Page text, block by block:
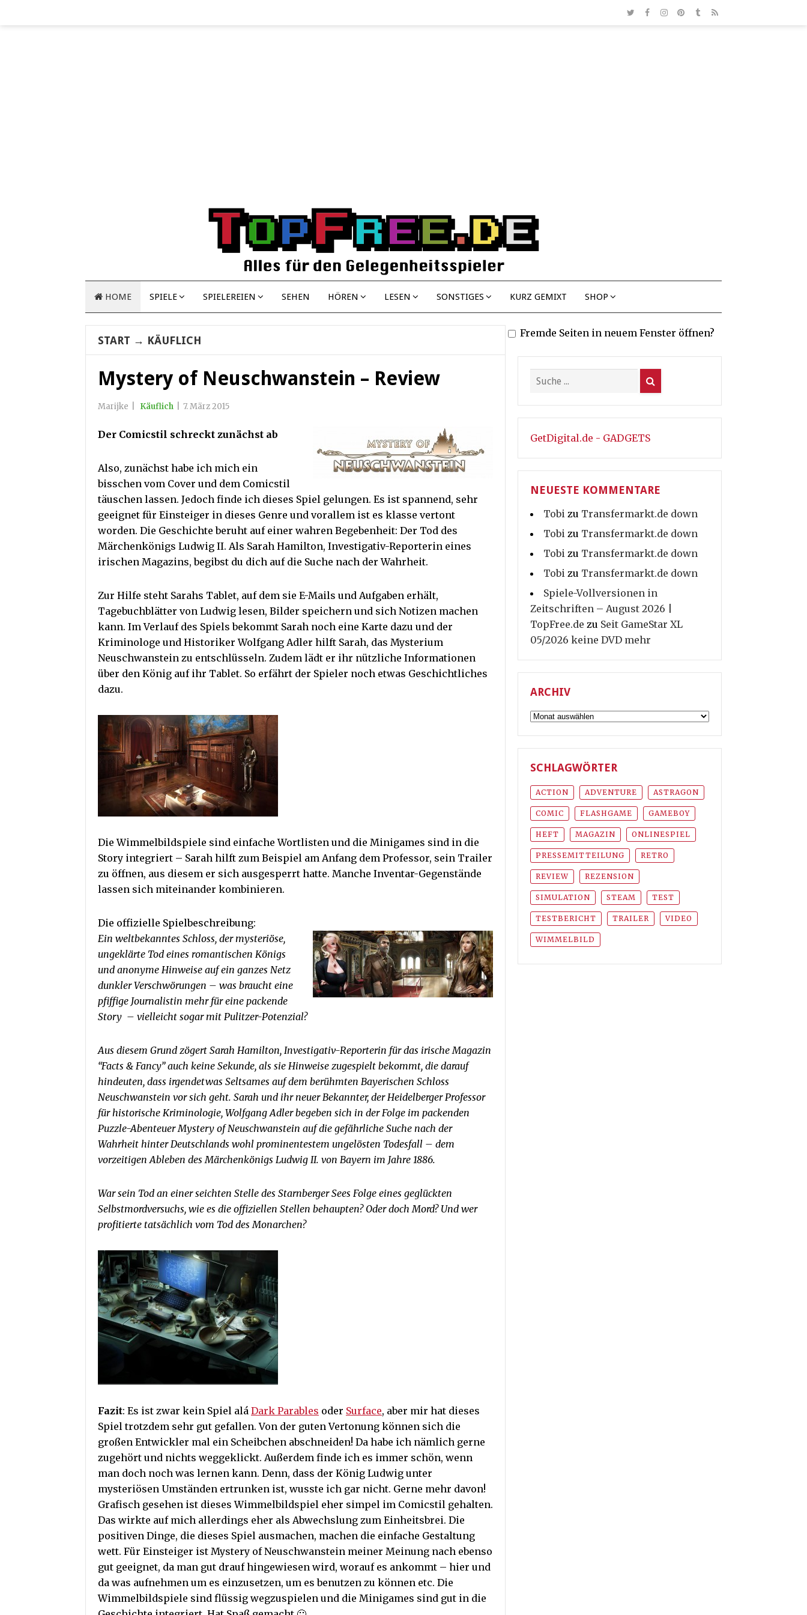
HOME SPIELE SPIELEREIEN SEHEN HÖREN LESEN SONSTIGES KURZ GEMIXT SHOP
START → KÄUFLICH
Mystery of Neuschwanstein – Review
Marijke Käuflich 7. März 2015
Der Comicstil schreckt zunächst ab
Also, zunächst habe ich mich ein
bisschen vom Cover und dem Comicstil
täuschen lassen. Jedoch finde ich dieses Spiel gelungen. Es ist spannend, sehr
geeignet für Einsteiger in dieses Genre und vorallem ist es klasse vertont
worden. Die Geschichte beruht auf einer wahren Begebenheit: Der Tod des
Märchenkönigs Ludwig II. Als Sarah Hamilton, Investigativ-Reporterin eines
irischen Magazins, begibst du dich auf die Suche nach der Wahrheit.
Zur Hilfe steht Sarahs Tablet, auf dem sie E-Mails und Aufgaben erhält,
Tagebuchblätter von Ludwig lesen, Bilder speichern und sich Notizen machen
kann. Im Verlauf des Spiels bekommt Sarah noch eine Karte dazu und der
Kriminologe und Historiker Wolfgang Adler hilft Sarah, das Mysterium
Neuschwanstein zu entschlüsseln. Zudem lädt er ihr nützliche Informationen
über den König auf ihr Tablet. So erfährt der Spieler noch etwas Geschichtliches
dazu.
Die Wimmelbildspiele sind einfache Wortlisten und die Minigames sind in die
Story integriert – Sarah hilft zum Beispiel am Anfang dem Professor, sein Trailer
zu öffnen, aus diesem er sich ausgesperrt hatte. Manche Inventar-Gegenstände
lassen sich miteinander kombinieren.
Die offizielle Spielbeschreibung:
Ein weltbekanntes Schloss, der mysteriöse,
ungeklärte Tod eines romantischen Königs
und anonyme Hinweise auf ein ganzes Netz
dunkler Verschwörungen – was braucht eine
pfiffige Journalistin mehr für eine packende
Story – vielleicht sogar mit Pulitzer-Potenzial?
Aus diesem Grund zögert Sarah Hamilton, Investigativ-Reporterin für das irische Magazin
“Facts & Fancy” auch keine Sekunde, als sie Hinweise zugespielt bekommt, die darauf
hindeuten, dass irgendetwas Seltsames auf dem berühmten Bayerischen Schloss
Neuschwanstein vor sich geht. Sarah und ihr neuer Bekannter, der Heidelberger Professor
für historische Kriminologie, Wolfgang Adler begeben sich in der Folge im packenden
Puzzle-Abenteuer Mystery of Neuschwanstein auf die gefährliche Suche nach der
Wahrheit hinter Deutschlands wohl prominentestem ungelösten Todesfall – dem
vorzeitigen Ableben des Märchenkönigs Ludwig II. von Bayern im Jahre 1886.
War sein Tod an einer seichten Stelle des Starnberger Sees Folge eines geglückten
Selbstmordversuchs, wie es die offiziellen Stellen behaupten? Oder doch Mord? Und wer
profitierte tatsächlich vom Tod des Monarchen?
Fazit: Es ist zwar kein Spiel alá Dark Parables oder Surface, aber mir hat dieses
Spiel trotzdem sehr gut gefallen. Von der guten Vertonung können sich die
großen Entwickler mal ein Scheibchen abschneiden! Da habe ich nämlich gerne
zugehört und nichts weggeklickt. Außerdem finde ich es immer schön, wenn
man doch noch was lernen kann. Denn, dass der König Ludwig unter
mysteriösen Umständen ertrunken ist, wusste ich gar nicht. Gerne mehr davon!
Grafisch gesehen ist dieses Wimmelbildspiel eher simpel im Comicstil gehalten.
Das wirkte auf mich allerdings eher als Abwechslung zum Einheitsbrei. Die
positiven Dinge, die dieses Spiel ausmachen, machen die einfache Gestaltung
wett. Für Einsteiger ist Mystery of Neuschwanstein meiner Meinung nach ebenso
gut geeignet, da man gut drauf hingewiesen wird, worauf es ankommt – hier und
da was aufnehmen um es einzusetzen, um es benutzen zu können etc. Die
Wimmelbildspiele sind flüssig wegzuspielen und die Minigames sind gut in die
Fremde Seiten in neuem Fenster öffnen?
GetDigital.de - GADGETS
NEUESTE KOMMENTARE
Tobi zu Transfermarkt.de down
Tobi zu Transfermarkt.de down
Tobi zu Transfermarkt.de down
Tobi zu Transfermarkt.de down
Spiele-Vollversionen in
Zeitschriften – August 2026 |
TopFree.de zu Seit GameStar XL
05/2026 keine DVD mehr
ARCHIV
Archiv
SCHLAGWÖRTER
ACTION ADVENTURE ASTRAGON
COMIC FLASHGAME GAMEBOY
HEFT MAGAZIN ONLINESPIEL
PRESSEMITTEILUNG RETRO
REVIEW REZENSION
SIMULATION STEAM TEST
TESTBERICHT TRAILER VIDEO
WIMMELBILD